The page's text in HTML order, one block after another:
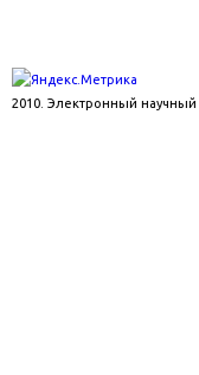
2010. Электронный